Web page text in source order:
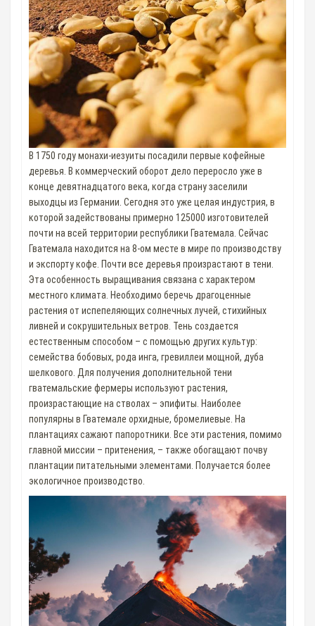
В 1750 году монахи-иезуиты посадили первые кофейные
деревья. В коммерческий оборот дело переросло уже в
конце девятнадцатого века, когда страну заселили
выходцы из Германии. Сегодня это уже целая индустрия, в
которой задействованы примерно 125000 изготовителей
почти на всей территории республики Гватемала. Сейчас
Гватемала находится на 8-ом месте в мире по производству
и экспорту кофе. Почти все деревья произрастают в тени.
Эта особенность выращивания связана с характером
местного климата. Необходимо беречь драгоценные
растения от испепеляющих солнечных лучей, стихийных
ливней и сокрушительных ветров. Тень создается
естественным способом – с помощью других культур:
семейства бобовых, рода инга, гревиллеи мощной, дуба
шелкового. Для получения дополнительной тени
гватемальские фермеры используют растения,
произрастающие на стволах – эпифиты. Наиболее
популярны в Гватемале орхидные, бромелиевые. На
плантациях сажают папоротники. Все эти растения, помимо
главной миссии – притенения, – также обогащают почву
плантации питательными элементами. Получается более
экологичное производство.